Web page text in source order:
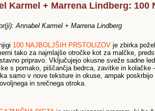
Karmel + Marrena Lindberg: 100
Annabel Karmel + Marrena Lindberg
100 NAJBOLJŠIH PRSTOLIZOV je zbirka
tako za najmlajše otročke kot za malčke,
pripravo. Vključujejo okusne sveže sadne
s pomako, piščančja bedrca, zavitke in kolačke
samo v nove teksture in okuse, ampak
in srečnega otroka.